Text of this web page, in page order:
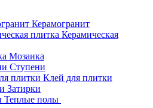
Керамогранит
Керамическая
Мозаика
Ступени
Клей для плитки
Затирки
Теплые полы